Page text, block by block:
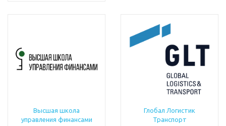
Высшая школа
управления финансами
Глобал Логистик
Транспорт